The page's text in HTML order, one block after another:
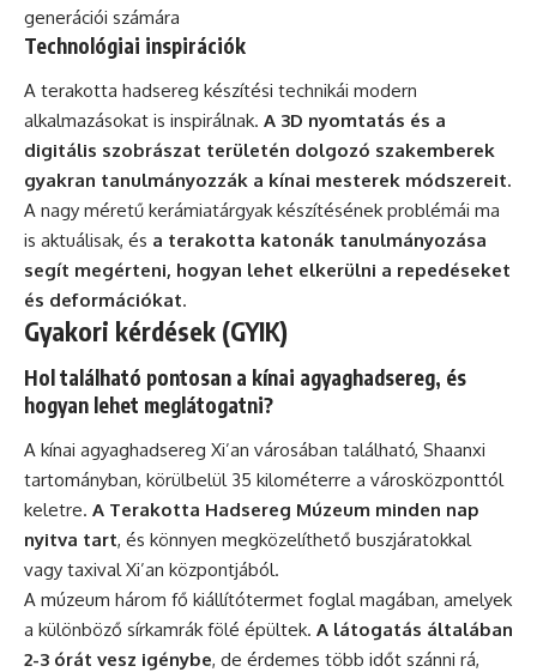
generációi számára
Technológiai inspirációk
A terakotta hadsereg készítési technikái modern
alkalmazásokat is inspirálnak. A 3D nyomtatás és a
digitális szobrászat területén dolgozó szakemberek
gyakran tanulmányozzák a kínai mesterek módszereit.
A nagy méretű kerámiatárgyak készítésének problémái ma
is aktuálisak, és a terakotta katonák tanulmányozása
segít megérteni, hogyan lehet elkerülni a repedéseket
és deformációkat.
Gyakori kérdések (GYIK)
Hol található pontosan a kínai agyaghadsereg, és
hogyan lehet meglátogatni?
A kínai agyaghadsereg Xi’an városában található, Shaanxi
tartományban, körülbelül 35 kilométerre a városközponttól
keletre. A Terakotta Hadsereg Múzeum minden nap
nyitva tart, és könnyen megközelíthető buszjáratokkal
vagy taxival Xi’an központjából.
A múzeum három fő kiállítótermet foglal magában, amelyek
a különböző sírkamrák fölé épültek. A látogatás általában
2-3 órát vesz igénybe, de érdemes több időt szánni rá,